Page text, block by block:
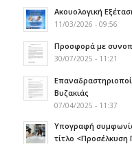
Ακουολογική
11/03/2026 - 09:56
Προσφορά με
30/07/2025 - 11:21
Βυζακιάς
07/04/2025 - 11:37
Υπογραφή
τίτλο <Προσέλκυση